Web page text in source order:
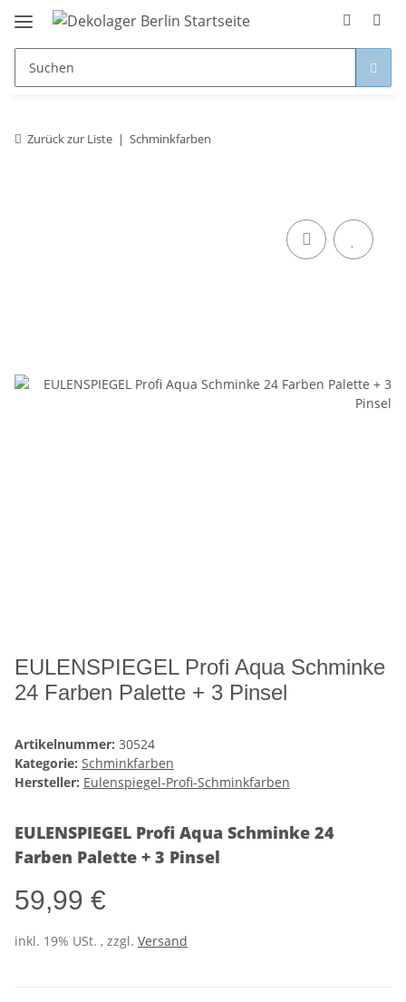
Zurück zur Liste Schminkfarben
EULENSPIEGEL Profi Aqua Schminke
24 Farben Palette + 3 Pinsel
Artikelnummer: 30524
Kategorie: Schminkfarben
Hersteller: Eulenspiegel-Profi-Schminkfarben
EULENSPIEGEL Profi Aqua Schminke 24
Farben Palette + 3 Pinsel
59,99 €
inkl. 19% USt. , zzgl. Versand